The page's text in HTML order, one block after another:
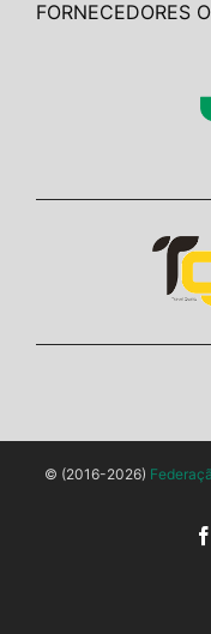
FORNECEDORES
© (2016-2026)